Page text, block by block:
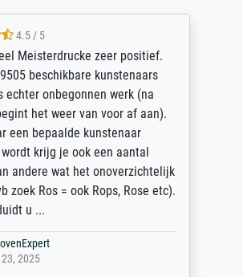
4.5 / 5
Meisterdrucke zeer positief.
beschikbare kunstenaars
echter onbegonnen werk (na
het weer van voor af aan).
een bepaalde kunstenaar
krijg je ook een aantal
andere wat het onoverzichtelijk
zoek Ros = ook Rops, Rose etc).
u ...
2025